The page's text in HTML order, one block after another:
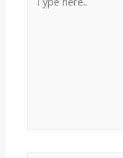
here..